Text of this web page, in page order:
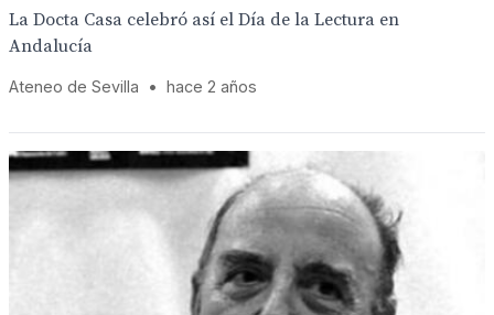
La Docta Casa celebró así el Día de la Lectura en
Andalucía
Ateneo de Sevilla • hace 2 años